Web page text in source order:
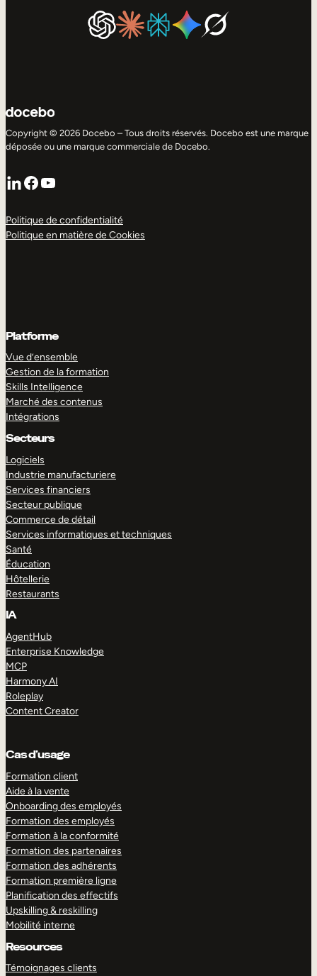
Copyright © 2026 Docebo – Tous droits réservés. Docebo est une marque
déposée ou une marque commerciale de Docebo.
LinkedIn
Facebook
YouTube
Politique de confidentialité
Politique en matière de Cookies
Platforme
Vue d’ensemble
Gestion de la formation
Skills Intelligence
Marché des contenus
Intégrations
Secteurs
Logiciels
Industrie manufacturiere
Services financiers
Secteur publique
Commerce de détail
Services informatiques et techniques
Santé
Éducation
Hôtellerie
Restaurants
IA
AgentHub
Enterprise Knowledge
MCP
Harmony AI
Roleplay
Content Creator
Cas d’usage
Formation client
Aide à la vente
Onboarding des employés
Formation des employés
Formation à la conformité
Formation des partenaires
Formation des adhérents
Formation première ligne
Planification des effectifs
Upskilling & reskilling
Mobilité interne
Resources
Témoignages clients